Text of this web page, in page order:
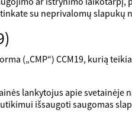
su neprivalomų slapukų
(„CMP“) CCM19, kurią
lankytojus apie
išsaugoti saugomas